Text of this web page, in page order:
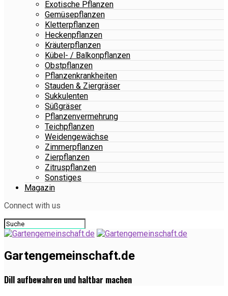
Exotische Pflanzen
Gemüsepflanzen
Kletterpflanzen
Heckenpflanzen
Kräuterpflanzen
Kübel- / Balkonpflanzen
Obstpflanzen
Pflanzenkrankheiten
Stauden & Ziergräser
Sukkulenten
Süßgräser
Pflanzenvermehrung
Teichpflanzen
Weidengewächse
Zimmerpflanzen
Zierpflanzen
Zitruspflanzen
Sonstiges
Magazin
Connect with us
Gartengemeinschaft.de
Dill aufbewahren und haltbar machen